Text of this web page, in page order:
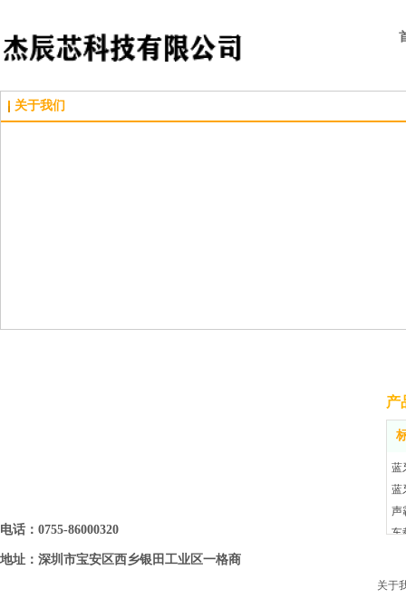
关于我们
蓝
蓝
声
车
电话：0755-86000320
地址：深圳市宝安区西乡银田工业区一格商
产
关于